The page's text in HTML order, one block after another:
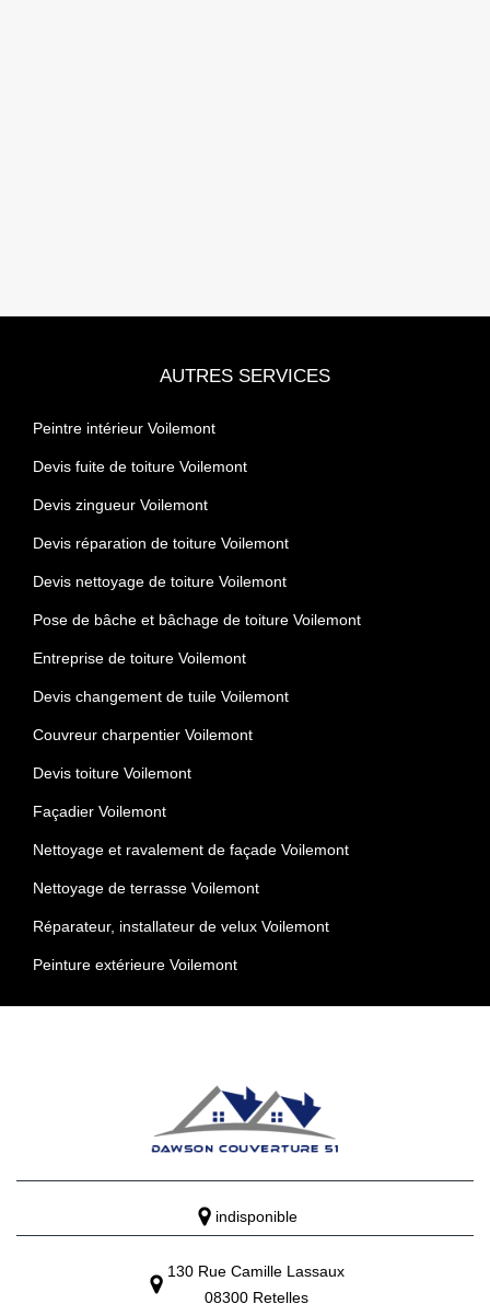
AUTRES SERVICES
Peintre intérieur Voilemont
Devis fuite de toiture Voilemont
Devis zingueur Voilemont
Devis réparation de toiture Voilemont
Devis nettoyage de toiture Voilemont
Pose de bâche et bâchage de toiture Voilemont
Entreprise de toiture Voilemont
Devis changement de tuile Voilemont
Couvreur charpentier Voilemont
Devis toiture Voilemont
Façadier Voilemont
Nettoyage et ravalement de façade Voilemont
Nettoyage de terrasse Voilemont
Réparateur, installateur de velux Voilemont
Peinture extérieure Voilemont
indisponible
130 Rue Camille Lassaux
08300 Retelles